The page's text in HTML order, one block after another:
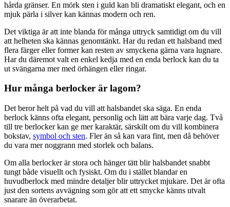
hårda gränser. En mörk sten i guld kan bli dramatiskt elegant, och en
mjuk pärla i silver kan kännas modern och ren.
Det viktiga är att inte blanda för många uttryck samtidigt om du vill
att helheten ska kännas genomtänkt. Har du redan ett halsband med
flera färger eller former kan resten av smyckena gärna vara lugnare.
Har du däremot valt en enkel kedja med en enda berlock kan du ta
ut svängarna mer med örhängen eller ringar.
Hur många berlocker är lagom?
Det beror helt på vad du vill att halsbandet ska säga. En enda
berlock känns ofta elegant, personlig och lätt att bära varje dag. Två
till tre berlocker kan ge mer karaktär, särskilt om du vill kombinera
bokstav, symbol och sten. Fler än så kan vara fint, men då behöver
du vara mer noggrann med storlek och balans.
Om alla berlocker är stora och hänger tätt blir halsbandet snabbt
tungt både visuellt och fysiskt. Om du i stället blandar en
huvudberlock med mindre detaljer blir uttrycket mjukare. Det är ofta
just den sortens avvägning som gör att ett smycke känns utvalt
snarare än överarbetat.